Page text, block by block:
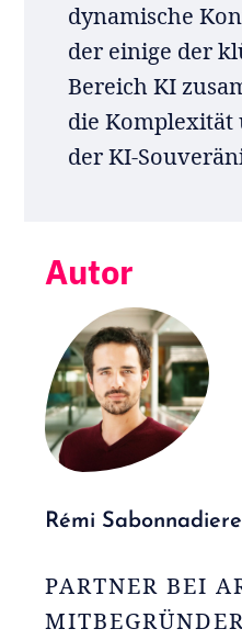
dynamische
der einige der
Bereich KI
die Komplexität
der KI-
Autor
Rémi Sabonnadiere
PARTNER BEI